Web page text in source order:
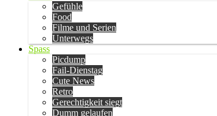
Gefühle
Food
Filme und Serien
Unterwegs
Spass
Picdump
Fail-Dienstag
Cute News
Retro
Gerechtigkeit siegt
Dumm gelaufen